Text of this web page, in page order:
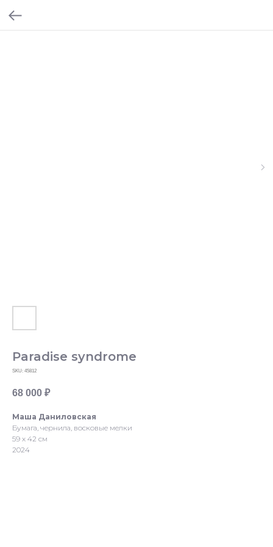
Paradise syndrome
SKU: 45812
68 000 ₽
Маша Даниловская
Бумага, чернила, восковые мелки
59 х 42 см
2024